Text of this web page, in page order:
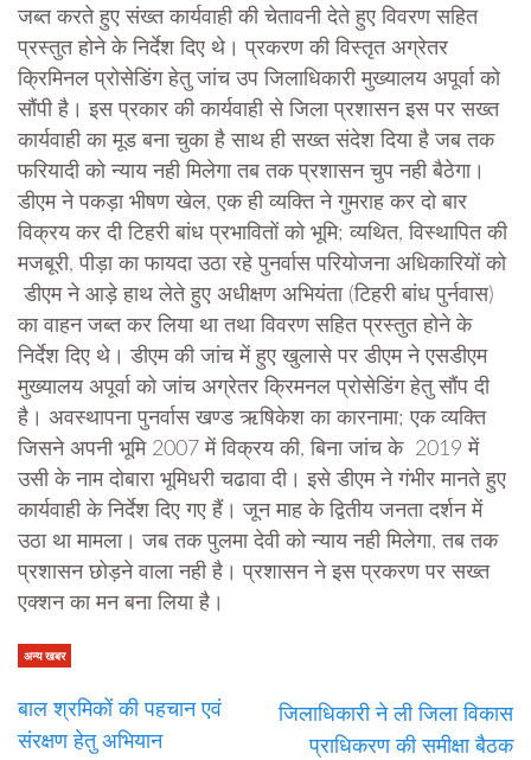
जब्त करते हुए संख्त कार्यवाही की चेतावनी देते हुए विवरण सहित
प्रस्तुत होने के निर्देश दिए थे। प्रकरण की विस्तृत अग्रेतर
क्रिमिनल प्रोसेडिंग हेतु जांच उप जिलाधिकारी मुख्यालय अपूर्वा को
सौंपी है। इस प्रकार की कार्यवाही से जिला प्रशासन इस पर सख्त
कार्यवाही का मूड बना चुका है साथ ही सख्त संदेश दिया है जब तक
फरियादी को न्याय नही मिलेगा तब तक प्रशासन चुप नही बैठेगा।
डीएम ने पकड़ा भीषण खेल, एक ही व्यक्ति ने गुमराह कर दो बार
विक्रय कर दी टिहरी बांध प्रभावितों को भूमि; व्यथित, विस्थापित की
मजबूरी, पीड़ा का फायदा उठा रहे पुनर्वास परियोजना अधिकारियों को
डीएम ने आड़े हाथ लेते हुए अधीक्षण अभियंता (टिहरी बांध पुर्नवास)
का वाहन जब्त कर लिया था तथा विवरण सहित प्रस्तुत होने के
निर्देश दिए थे। डीएम की जांच में हुए खुलासे पर डीएम ने एसडीएम
मुख्यालय अपूर्वा को जांच अग्रेतर क्रिमनल प्रोसेडिंग हेतु सौंप दी
है। अवस्थापना पुनर्वास खण्ड ऋषिकेश का कारनामा; एक व्यक्ति
जिसने अपनी भूमि 2007 में विक्रय की, बिना जांच के 2019 में
उसी के नाम दोबारा भूमिधरी चढावा दी। इसे डीएम ने गंभीर मानते हुए
कार्यवाही के निर्देश दिए गए हैं। जून माह के द्वितीय जनता दर्शन में
उठा था मामला। जब तक पुलमा देवी को न्याय नही मिलेगा, तब तक
प्रशासन छोड़ने वाला नही है। प्रशासन ने इस प्रकरण पर सख्त
एक्शन का मन बना लिया है।
अन्य खबर
बाल श्रमिकों की पहचान एवं
संरक्षण हेतु अभियान
जिलाधिकारी ने ली जिला विकास
प्राधिकरण की समीक्षा बैठक